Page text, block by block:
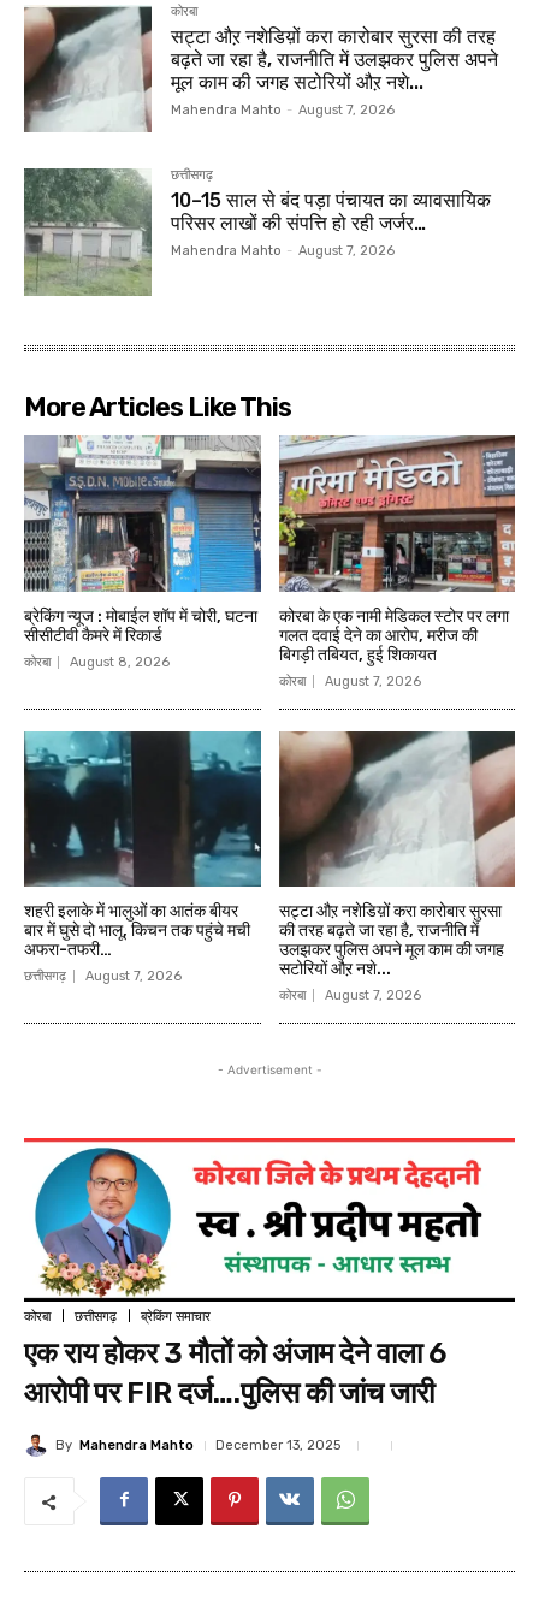
कोरबा
सट्टा औऱ नशेडिय़ों करा कारोबार सुरसा की तरह
बढ़ते जा रहा है, राजनीति में उलझकर पुलिस अपने
मूल काम की जगह सटोरियों औऱ नशे...
Mahendra Mahto - August 7, 2026
छत्तीसगढ़
10–15 साल से बंद पड़ा पंचायत का व्यावसायिक
परिसर लाखों की संपत्ति हो रही जर्जर…
Mahendra Mahto - August 7, 2026
More Articles Like This
ब्रेकिंग न्यूज : मोबाईल शॉप में चोरी, घटना
सीसीटीवी कैमरे में रिकार्ड
कोरबा August 8, 2026
कोरबा के एक नामी मेडिकल स्टोर पर लगा
गलत दवाई देने का आरोप, मरीज की
बिगड़ी तबियत, हुई शिकायत
कोरबा August 7, 2026
शहरी इलाके में भालुओं का आतंक बीयर
बार में घुसे दो भालू, किचन तक पहुंचे मची
अफरा-तफरी…
छत्तीसगढ़ August 7, 2026
सट्टा औऱ नशेडिय़ों करा कारोबार सुरसा
की तरह बढ़ते जा रहा है, राजनीति में
उलझकर पुलिस अपने मूल काम की जगह
सटोरियों औऱ नशे...
कोरबा August 7, 2026
- Advertisement -